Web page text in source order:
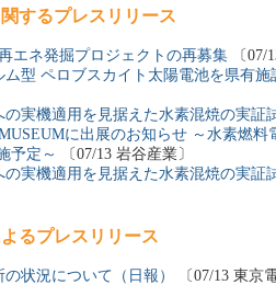
するプレスリリース
エネ発掘プロジェクトの再募集 〔07/
型 ペロブスカイト太陽電池を県有
の実機適用を見据えた水素混焼の実証
に出展のお知らせ ～水素燃
予定～
〔07/13 岩谷産業〕
の実機適用を見据えた水素混焼の実証
るプレスリリース
状況について（日報）
〔07/13 東京